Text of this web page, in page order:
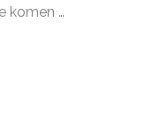
komen …